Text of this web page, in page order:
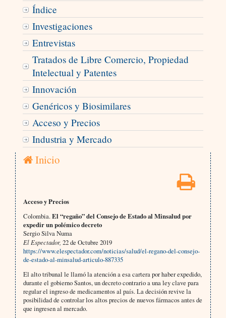
Índice
Investigaciones
Entrevistas
Tratados de Libre Comercio, Propiedad
Intelectual y Patentes
Innovación
Genéricos y Biosimilares
Acceso y Precios
Industria y Mercado
Inicio
Acceso y Precios
Colombia.El “regaño” del Consejo de Estado al Minsalud por
expedir un polémico decreto
Sergio Silva Numa
El Espectador, 22 de Octubre 2019
https://www.elespectador.com/noticias/salud/el-regano-del-consejo-
de-estado-al-minsalud-articulo-887335
El alto tribunal le llamó la atención a esa cartera por haber expedido,
durante el gobierno Santos, un decreto contrario a una ley clave para
regular el ingreso de medicamentos al país. La decisión revive la
posibilidad de controlar los altos precios de nuevos fármacos antes de
que ingresen al mercado.